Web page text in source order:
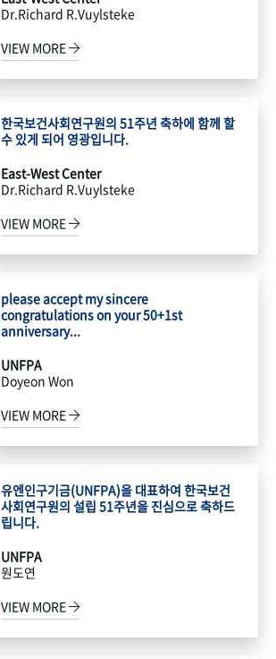
Dr.Richard R.Vuylsteke
VIEW MORE
한국보건사회연구원의 51주년 축하에 함께 할
수 있게 되어 영광입니다.
East-West Center
Dr.Richard R.Vuylsteke
VIEW MORE
please accept my sincere
congratulations on your 50+1st
anniversary...
UNFPA
Doyeon Won
VIEW MORE
유엔인구기금(UNFPA)을 대표하여 한국보건
사회연구원의 설립 51주년을 진심으로 축하드
립니다.
UNFPA
원도연
VIEW MORE